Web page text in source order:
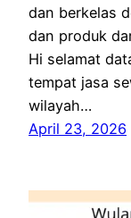
dan berkelas
dan produk
Hi selamat
tempat jasa
wilayah…
April 23, 2026